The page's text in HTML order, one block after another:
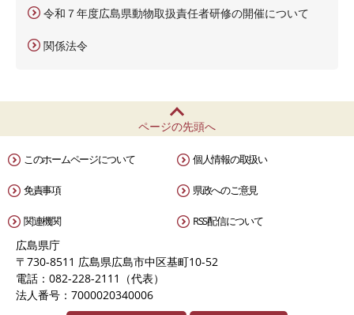
令和７年度広島県動物取扱責任者研修の開催について
関係法令
ページの先頭へ
このホームページについて 個人情報の取扱い
免責事項 県政へのご意見
関連機関 RSS配信について
広島県庁
〒730-8511 広島県広島市中区基町10-52
電話：082-228-2111（代表）
法人番号：7000020340006